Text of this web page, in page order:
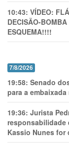
10:43: VÍDEO:
DECISÃO-
ESQUEMA!!!!
7/8/2026
19:58: Senado
para a
19:36: Jurista
responsabilidade
Kassio Nunes for